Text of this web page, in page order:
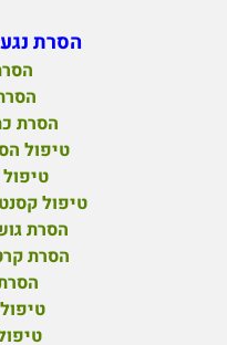
הסרת
הסרת
טיפול
טיפול
הסרת
הסרת